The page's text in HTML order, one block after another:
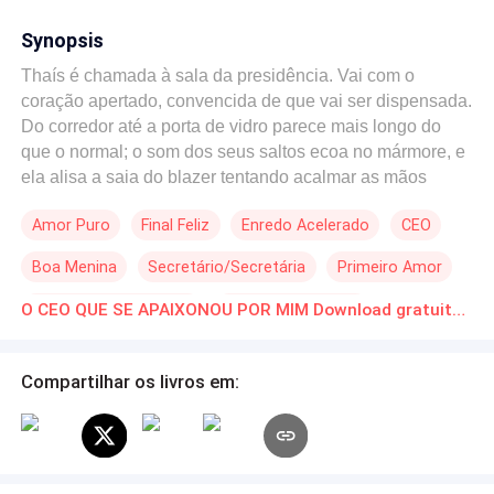
Synopsis
Thaís é chamada à sala da presidência. Vai com o
coração apertado, convencida de que vai ser dispensada.
Do corredor até a porta de vidro parece mais longo do
que o normal; o som dos seus saltos ecoa no mármore, e
ela alisa a saia do blazer tentando acalmar as mãos
baixa e fala com formalidade: — Bom dia, Sr. presidente.
O aroma leve de café e madeira paira no ar, e Alex está
de pé ao lado da mesa, com seu terno impecável. Ele a
olhar devagar. Quando os olhos deles se encontram, o
da noite anterior — o soco que ele deu para defendê-la, o
convite para dançar — volta de repente, e o coração dela
Amor Puro Final Feliz Enredo Acelerado CEO
Boa Menina Secretário/Secretária Primeiro Amor
Romance no Trabalho Diferença de Idade O CEO QUE SE APAIXONOU POR MIM Download gratuito de Novelas Online em PDF
Compartilhar os livros em: